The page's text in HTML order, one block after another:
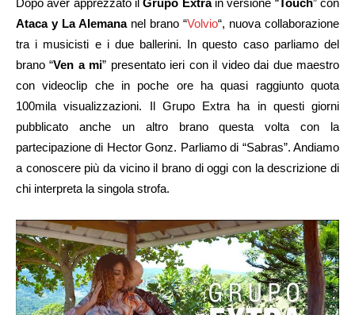
Dopo aver apprezzato ilGrupo Extrain versione “Touch” con
Ataca y La Alemananel brano “Volvio“, nuova collaborazione
tra i musicisti e i due ballerini. In questo caso parliamo del
brano “Ven a mi” presentato ieri con il video dai due maestro
con videoclip che in poche ore ha quasi raggiunto quota
100mila visualizzazioni. Il Grupo Extra ha in questi giorni
pubblicato anche un altro brano questa volta con la
partecipazione di Hector Gonz. Parliamo di “Sabras”. Andiamo
a conoscere più da vicino il brano di oggi con la descrizione di
chi interpreta la singola strofa.